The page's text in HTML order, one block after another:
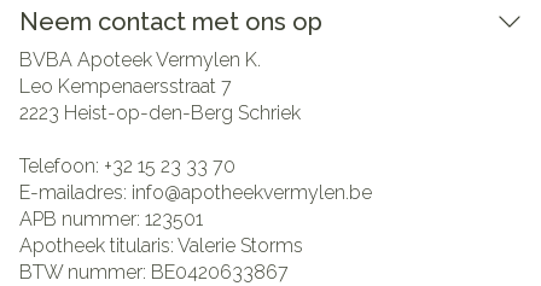
Neem contact met ons op
BVBA Apoteek Vermylen K.
Leo Kempenaersstraat 7
2223 Heist-op-den-Berg Schriek
Telefoon: +32 15 23 33 70
E-mailadres: info@apotheekvermylen.be
APB nummer: 123501
Apotheek titularis: Valerie Storms
BTW nummer: BE0420633867